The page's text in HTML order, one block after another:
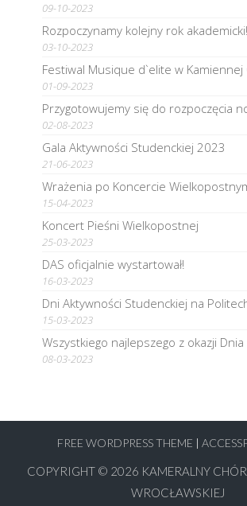
09-10-2023
Rozpoczynamy kolejny rok akademicki!
03-10-2023
Festiwal Musique d`elite w Kamiennej
01-09-2023
Przygotowujemy się do rozpoczęcia
02-08-2023
Gala Aktywności Studenckiej 2023
21-06-2023
Wrażenia po Koncercie
15-04-2023
Koncert Pieśni Wielkopostnej
25-03-2023
DAS oficjalnie wystartował!
16-03-2023
Dni Aktywności Studenckiej na
15-03-2023
Wszystkiego najlepszego z okazji
08-03-2023
FREE WORDPRESS THEME |
COPYRIGHT © 2026 KAMERALNY
WROCŁAWSKIEJ